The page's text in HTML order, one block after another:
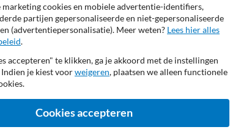
met
marketing cookies en mobiele advertentie-identifiers,
partijen gepersonaliseerde en niet-gepersonaliseerde
(advertentiepersonalisatie). Meer weten? Lees hier alles
.
accepteren" te klikken, ga je akkoord met de instellingen
je kiest voorweigeren, plaatsen we alleen functionele
Cookies accepteren